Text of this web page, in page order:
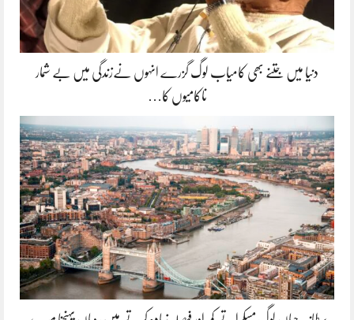
دنیا میں جتنے بھی کامیاب لوگ گزرے انہوں نےزندگی میں بے شمار
ناکامیوں کا…